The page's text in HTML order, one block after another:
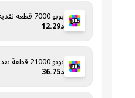
بوبو 7000 قطعة نقدية
بوبو 21000 قطعة نقدية